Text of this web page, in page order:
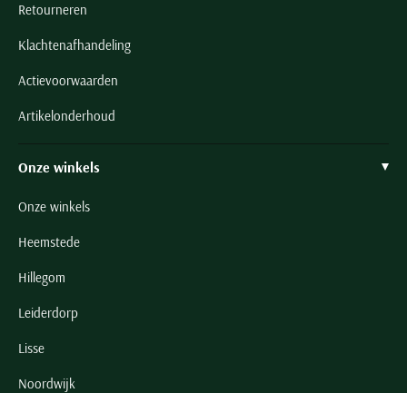
Retourneren
Klachtenafhandeling
Actievoorwaarden
Artikelonderhoud
Onze winkels
Onze winkels
Heemstede
Hillegom
Leiderdorp
Lisse
Noordwijk